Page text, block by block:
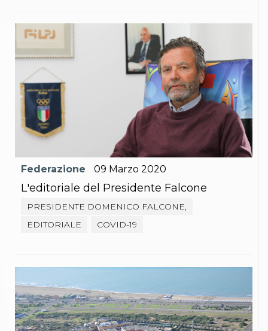
News
Modulistica
FAQ
Quesiti fiscali
Sostenibilità
Documenti
Federazione 09 Marzo 2020
L'editoriale del Presidente Falcone
PRESIDENTE DOMENICO FALCONE,
EDITORIALE
COVID-19